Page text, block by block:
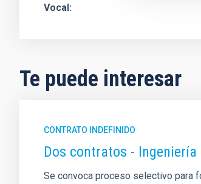
Vocal
Te puede interesar
CONTRATO INDEFINIDO
Dos contratos - Ingeniería
Se convoca proceso selectivo para